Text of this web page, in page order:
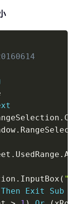
.
.
. UsedRange .
. InputBox (
Then Exit
Sub